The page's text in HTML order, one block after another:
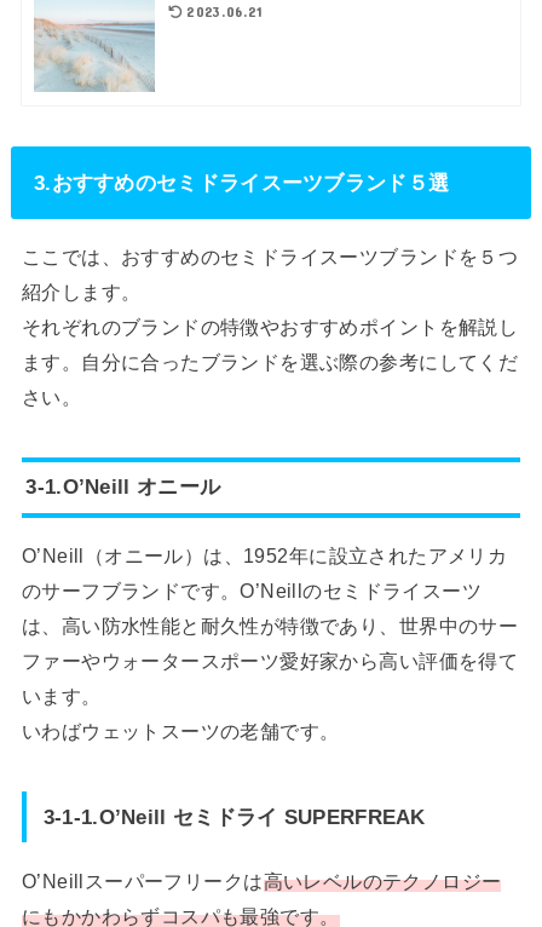
2023.06.21
3.おすすめのセミドライスーツブランド５選
ここでは、おすすめのセミドライスーツブランドを５つ
紹介します。
それぞれのブランドの特徴やおすすめポイントを解説し
ます。自分に合ったブランドを選ぶ際の参考にしてくだ
さい。
3-1.O’Neill オニール
O’Neill（オニール）は、1952年に設立されたアメリカ
のサーフブランドです。O’Neillのセミドライスーツ
は、高い防水性能と耐久性が特徴であり、世界中のサー
ファーやウォータースポーツ愛好家から高い評価を得て
います。
いわばウェットスーツの老舗です。
3-1-1.O’Neill セミドライ SUPERFREAK
O’Neillスーパーフリークは高いレベルのテクノロジー
にもかかわらずコスパも最強です。